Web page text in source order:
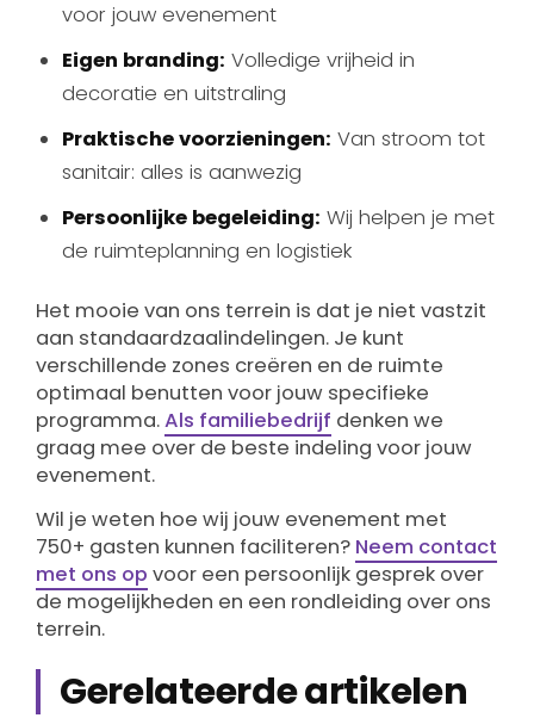
voor jouw evenement
Eigen branding: Volledige vrijheid in
decoratie en uitstraling
Praktische voorzieningen: Van stroom tot
sanitair: alles is aanwezig
Persoonlijke begeleiding: Wij helpen je met
de ruimteplanning en logistiek
Het mooie van ons terrein is dat je niet vastzit
aan standaardzaalindelingen. Je kunt
verschillende zones creëren en de ruimte
optimaal benutten voor jouw specifieke
programma.Als familiebedrijf denken we
graag mee over de beste indeling voor jouw
evenement.
Wil je weten hoe wij jouw evenement met
750+ gasten kunnen faciliteren? Neem contact
met ons op voor een persoonlijk gesprek over
de mogelijkheden en een rondleiding over ons
terrein.
Gerelateerde artikelen